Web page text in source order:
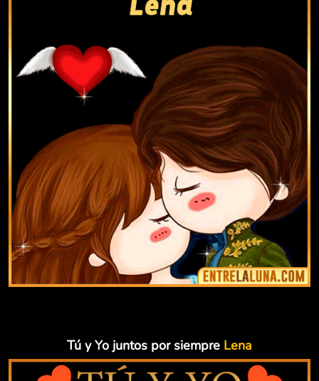
Tú y Yo juntos por siempre Lena